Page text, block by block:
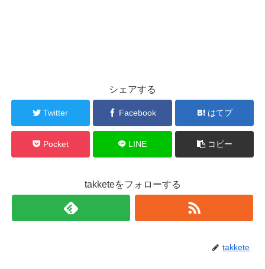
シェアする
Twitter Facebook はてブ
Pocket LINE コピー
takketeをフォローする
takkete